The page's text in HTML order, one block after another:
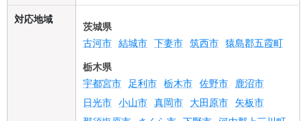
対応地域
茨城県
古河市 結城市 下妻市 筑西市 猿島郡五霞町
栃木県
宇都宮市
足利市 栃木市 佐野市
鹿沼市
日光市 小山市 真岡市 大田原市 矢板市